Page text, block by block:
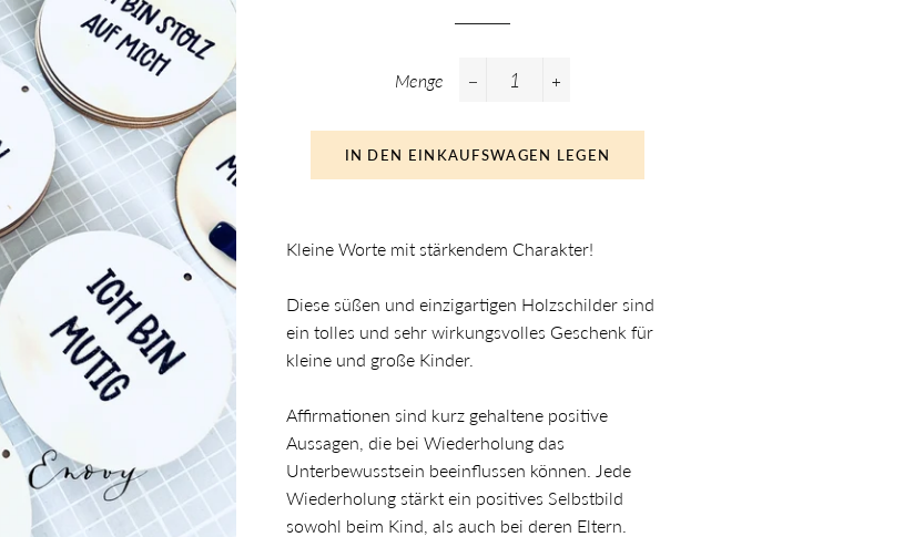
Menge
IN DEN EINKAUFSWAGEN LEGEN
Kleine Worte mit stärkendem Charakter!
Diese süßen und einzigartigen Holzschilder sind
ein tolles und sehr wirkungsvolles Geschenk für
kleine und große Kinder.
Affirmationen sind kurz gehaltene positive
Aussagen, die bei Wiederholung das
Unterbewusstsein beeinflussen können. Jede
Wiederholung stärkt ein positives Selbstbild
sowohl beim Kind, als auch bei deren Eltern.